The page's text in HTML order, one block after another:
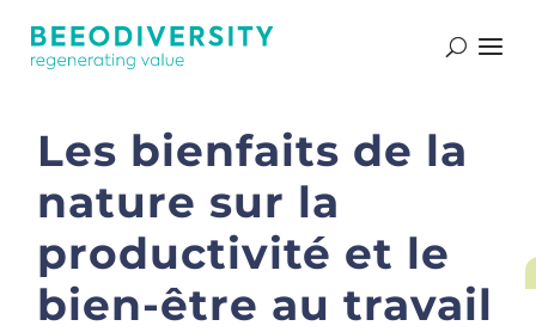
Les bienfaits de la
nature sur la
productivité et le
bien-être au travail